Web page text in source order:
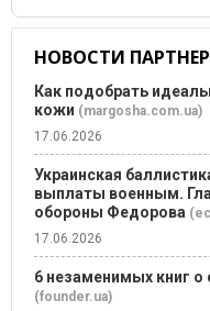
НОВОСТИ
Как подобрать
кожи (margosha.com.ua)
17.06.2026
Украинская
выплаты военным.
обороны Федорова
17.06.2026
6 незаменимых книг о
(founder.ua)